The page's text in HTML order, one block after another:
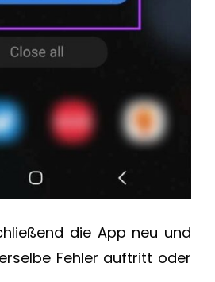
die App neu und
Fehler auftritt oder